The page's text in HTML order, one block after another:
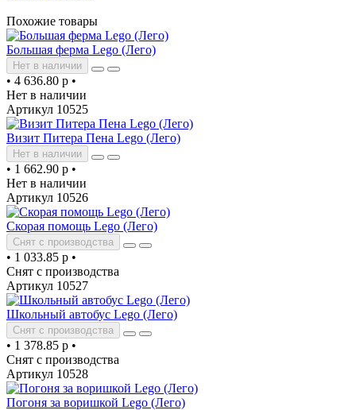
Похожие товары
Большая ферма Lego (Лего)
Нет в наличии
• 4 636.80 р •
Нет в наличии
Артикул 10525
Визит Питера Пена Lego (Лего)
Нет в наличии
• 1 662.90 р •
Нет в наличии
Артикул 10526
Скорая помощь Lego (Лего)
Снят с производства
• 1 033.85 р •
Снят с производства
Артикул 10527
Школьный автобус Lego (Лего)
Снят с производства
• 1 378.85 р •
Снят с производства
Артикул 10528
Погоня за воришкой Lego (Лего)